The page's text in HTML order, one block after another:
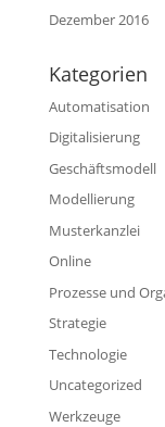
Dezember 2016
Kategorien
Automatisation
Digitalisierung
Geschäftsmodell
Modellierung
Musterkanzlei
Online
Prozesse und
Strategie
Technologie
Uncategorized
Werkzeuge